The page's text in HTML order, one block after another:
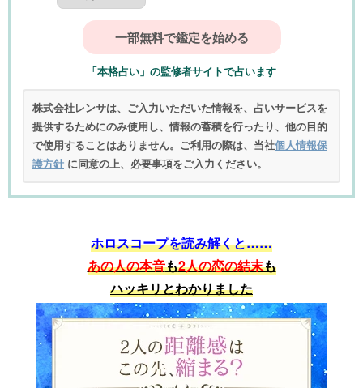
「本格占い」の監修者サイトで占います
株式会社レンサは、ご入力いただいた情報を、占いサービスを
提供するためにのみ使用し、情報の蓄積を行ったり、他の目的
で使用することはありません。ご利用の際は、当社個人情報保
護方針 に同意の上、必要事項をご入力ください。
ホロスコープを読み解くと……
あの人の本音も2人の恋の結末も
ハッキリとわかりました